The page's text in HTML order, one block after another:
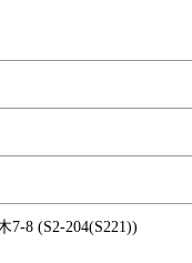
7-8 (S2-204(S221))